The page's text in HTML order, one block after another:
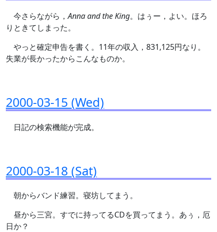
今さらながら，Anna and the King。はぅー，よい。ほろ
りときてしまった。
やっと確定申告を書く。11年の収入，831,125円なり。
失業が長かったからこんなものか。
2000-03-15 (Wed)
日記の検索機能が完成。
2000-03-18 (Sat)
朝からバンド練習。寝坊してまう。
昼から三宮。すでに持ってるCDを買ってまう。あぅ，厄
日か？